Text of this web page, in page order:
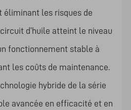
éliminant les risques de
d’huile atteint le niveau
fonctionnement stable à
les coûts de maintenance.
hybride de la série
avancée en efficacité et en